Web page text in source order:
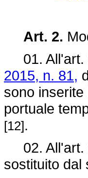
Art. 2.
01. All'art.
2015, n. 81,
sono
portuale
[12].
02. All'art.
sostituito dal